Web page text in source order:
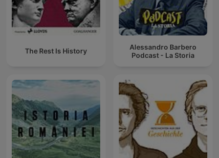
The Rest Is History
Alessandro Barbero
Podcast - La Storia